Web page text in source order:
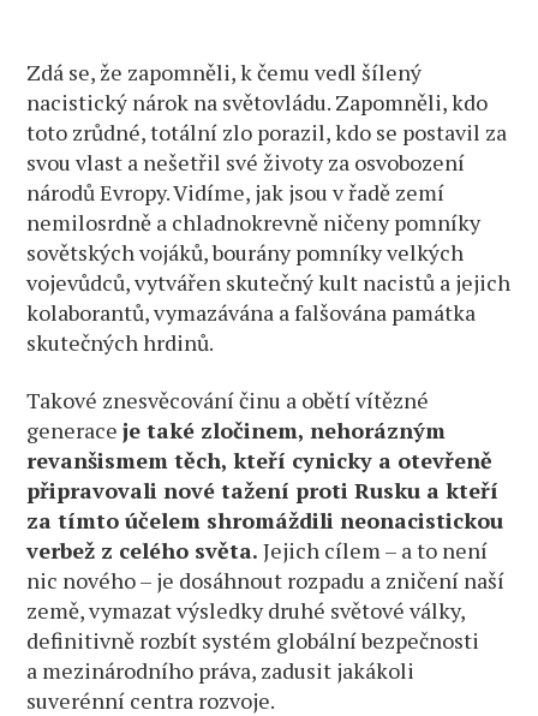
Zdá se, že zapomněli, k čemu vedl šílený
nacistický nárok na světovládu. Zapomněli, kdo
toto zrůdné, totální zlo porazil, kdo se postavil za
svou vlast a nešetřil své životy za osvobození
národů Evropy. Vidíme, jak jsou v řadě zemí
nemilosrdně a chladnokrevně ničeny pomníky
sovětských vojáků, bourány pomníky velkých
vojevůdců, vytvářen skutečný kult nacistů a jejich
kolaborantů, vymazávána a falšována památka
skutečných hrdinů.
Takové znesvěcování činu a obětí vítězné
generaceje také zločinem, nehorázným
revanšismem těch, kteří cynicky a otevřeně
připravovali nové tažení proti Rusku a kteří
za tímto účelem shromáždili neonacistickou
verbež z celého světa. Jejich cílem – a to není
nic nového – je dosáhnout rozpadu a zničení naší
země, vymazat výsledky druhé světové války,
definitivně rozbít systém globální bezpečnosti
a mezinárodního práva, zadusit jakákoli
suverénní centra rozvoje.